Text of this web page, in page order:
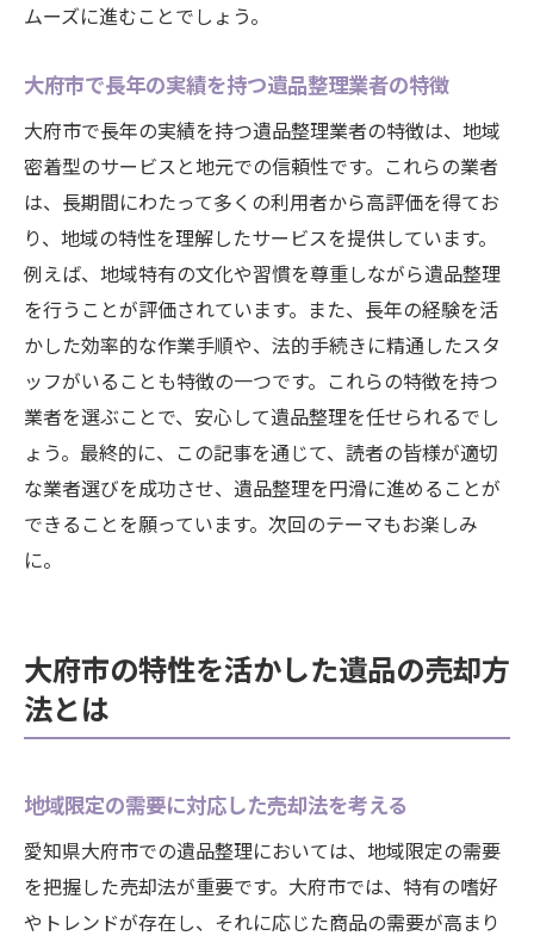
ムーズに進むことでしょう。
大府市で長年の実績を持つ遺品整理業者の特徴
大府市で長年の実績を持つ遺品整理業者の特徴は、地域
密着型のサービスと地元での信頼性です。これらの業者
は、長期間にわたって多くの利用者から高評価を得てお
り、地域の特性を理解したサービスを提供しています。
例えば、地域特有の文化や習慣を尊重しながら遺品整理
を行うことが評価されています。また、長年の経験を活
かした効率的な作業手順や、法的手続きに精通したスタ
ッフがいることも特徴の一つです。これらの特徴を持つ
業者を選ぶことで、安心して遺品整理を任せられるでし
ょう。最終的に、この記事を通じて、読者の皆様が適切
な業者選びを成功させ、遺品整理を円滑に進めることが
できることを願っています。次回のテーマもお楽しみ
に。
大府市の特性を活かした遺品の売却方
法とは
地域限定の需要に対応した売却法を考える
愛知県大府市での遺品整理においては、地域限定の需要
を把握した売却法が重要です。大府市では、特有の嗜好
やトレンドが存在し、それに応じた商品の需要が高まり